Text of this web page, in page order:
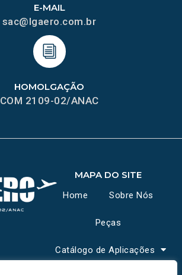
HOMOLGAÇÃO
COM 2109-02/ANAC
E-MAIL
sac@lgaero.com.br
MAPA DO SITE
Home Sobre Nós
Peças
Catálogo de Aplicações